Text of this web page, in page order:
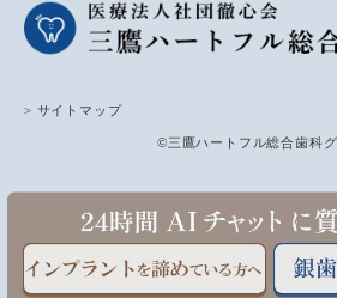
> サイトマップ
©三鷹ハートフル総合歯科